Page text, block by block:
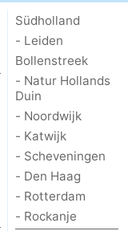
Südholland
- Leiden
Bollenstreek
- Natur Hollands
Duin
- Noordwijk
- Katwijk
- Scheveningen
- Den Haag
- Rotterdam
- Rockanje